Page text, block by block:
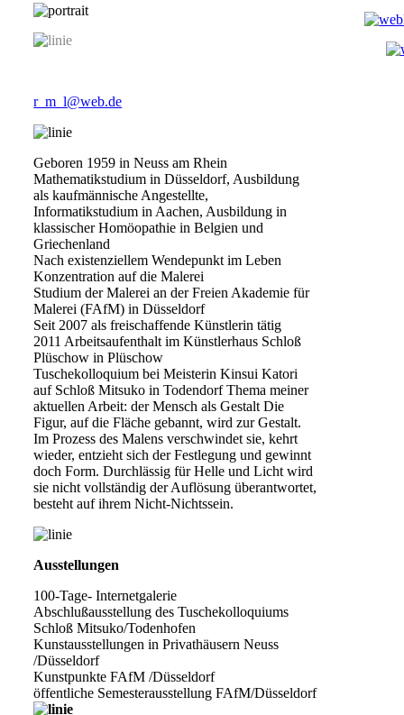
r_m_l@web.de
Geboren 1959 in Neuss am Rhein
Mathematikstudium in Düsseldorf, Ausbildung
als kaufmännische Angestellte,
Informatikstudium in Aachen, Ausbildung in
klassischer Homöopathie in Belgien und
Griechenland
Nach existenziellem Wendepunkt im Leben
Konzentration auf die Malerei
Studium der Malerei an der Freien Akademie für
Malerei (FAfM) in Düsseldorf
Seit 2007 als freischaffende Künstlerin tätig
2011 Arbeitsaufenthalt im Künstlerhaus Schloß
Plüschow in Plüschow
Tuschekolloquium bei Meisterin Kinsui Katori
auf Schloß Mitsuko in Todendorf Thema meiner
aktuellen Arbeit: der Mensch als Gestalt Die
Figur, auf die Fläche gebannt, wird zur Gestalt.
Im Prozess des Malens verschwindet sie, kehrt
wieder, entzieht sich der Festlegung und gewinnt
doch Form. Durchlässig für Helle und Licht wird
sie nicht vollständig der Auflösung überantwortet,
besteht auf ihrem Nicht-Nichtssein.
Ausstellungen
100-Tage- Internetgalerie
Abschlußausstellung des Tuschekolloquiums
Schloß Mitsuko/Todenhofen
Kunstausstellungen in Privathäusern Neuss
/Düsseldorf
Kunstpunkte FAfM /Düsseldorf
öffentliche Semesterausstellung FAfM/Düsseldorf